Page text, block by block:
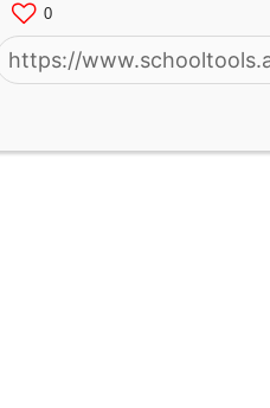
0